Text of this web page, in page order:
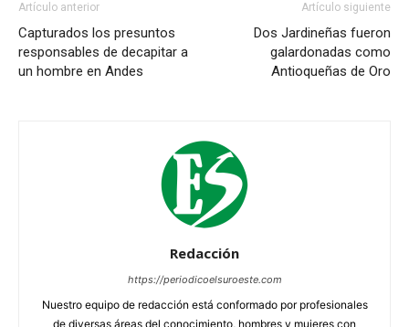
Artículo anterior
Capturados los presuntos
responsables de decapitar a
un hombre en Andes
Artículo siguiente
Dos Jardineñas fueron
galardonadas como
Antioqueñas de Oro
Redacción
https://periodicoelsuroeste.com
Nuestro equipo de redacción está conformado por profesionales
de diversas áreas del conocimiento, hombres y mujeres con